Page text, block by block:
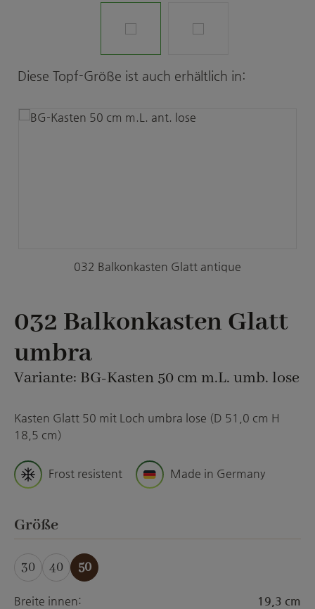
Produktgalerie überspringen
Diese Topf-Größe ist auch erhältlich in:
032 Balkonkasten Glatt antique
032 Balkonkasten Glatt
umbra
Variante: BG-Kasten 50 cm m.L. umb. lose
Kasten Glatt 50 mit Loch umbra lose (D 51,0 cm H
18,5 cm)
Frost resistent Made in Germany
Größeauswählen
30
(Diese Option ist zurzeit nicht verfügbar.)
40 50
Breite innen:
19,3 cm